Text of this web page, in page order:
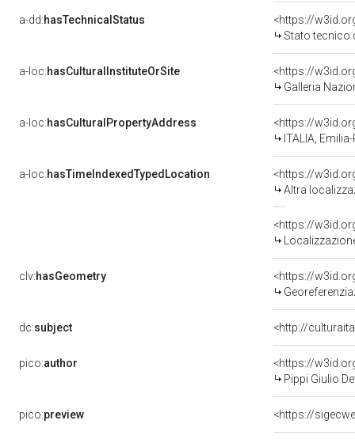
a-dd:hasTechnicalStatus
<https://
Stato tecnico
a-loc:hasCulturalInstituteOrSite
Galleria
a-loc:hasCulturalPropertyAddress
<https://
ITALIA,
a-loc:hasTimeIndexedTypedLocation
<https://
Altra
<https://
clv:hasGeometry
<https://
dc:subject <http://
pico:author
<https://
Pippi Giulio
pico:preview